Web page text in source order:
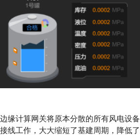
边缘计算网关将原本分散的所有风电设
接线工作，大大缩短了基建周期，降低了